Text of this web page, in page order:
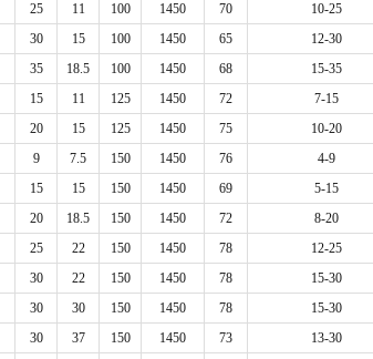
25 11 100 1450 70
10-25
30 15 100 1450 65
12-30
35 18.5 100 1450 68
15-35
15 11 125 1450 72
7-15
20 15 125 1450 75
10-20
9 7.5 150 1450 76
4-9
15 15 150 1450 69
5-15
20 18.5 150 1450 72
8-20
25 22 150 1450 78
12-25
30 22 150 1450 78
15-30
30 30 150 1450 78
15-30
30 37 150 1450 73
13-30